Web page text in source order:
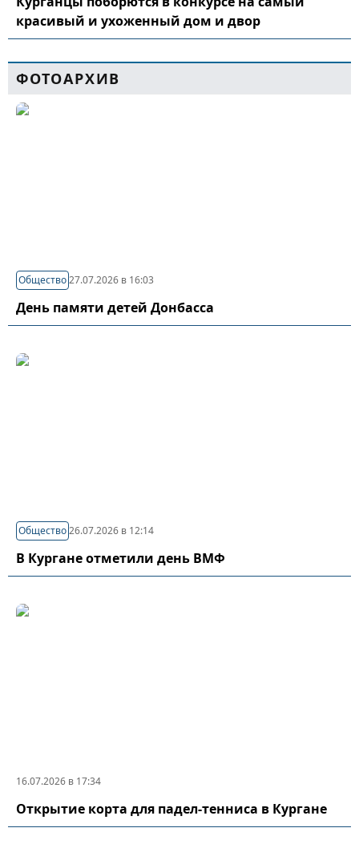
красивый и ухоженный дом и двор
ФОТОАРХИВ
Общество27.07.2026 в 16:03
День памяти детей Донбасса
Общество26.07.2026 в 12:14
В Кургане отметили день ВМФ
16.07.2026 в 17:34
Открытие корта для падел-тенниса в Кургане